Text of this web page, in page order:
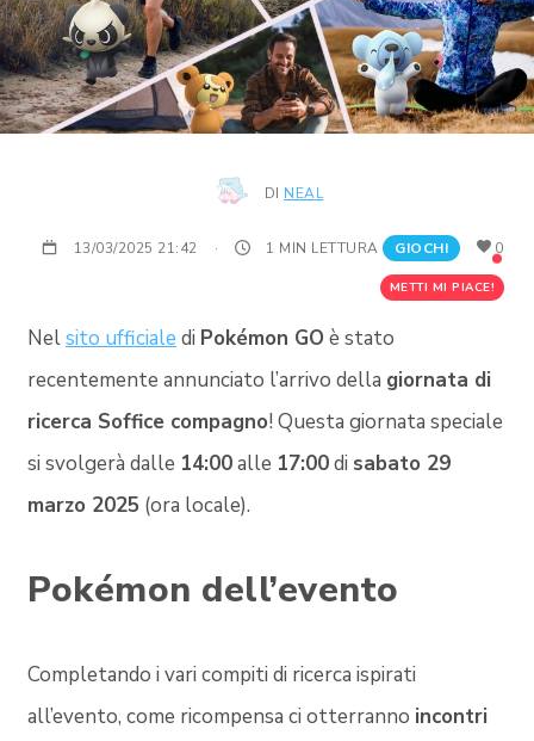
DI NEAL
13/03/2025 21:42 · 1 MIN LETTURA GIOCHI
METTI MI PIACE!
0
Nelsito ufficiale di Pokémon GO è stato
recentemente annunciato l’arrivo della giornata di
ricerca Soffice compagno! Questa giornata speciale
si svolgerà dalle 14:00alle 17:00di sabato 29
marzo 2025 (ora locale).
Pokémon dell’evento
Completando i vari compiti di ricerca ispirati
all’evento, come ricompensa ci otterranno incontri